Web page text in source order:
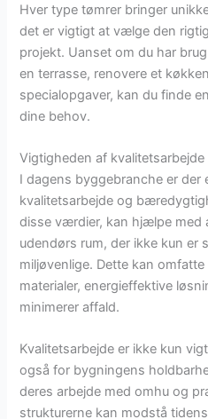
Hver type tømrer bringer
det er vigtigt at vælge den
projekt. Uanset om du har
en terrasse, renovere et
specialopgaver, kan du finde
dine behov.
Vigtigheden af
I dagens byggebranche er der
kvalitetsarbejde og
disse værdier, kan hjælpe med
udendørs rum, der ikke kun er
miljøvenlige. Dette kan
materialer, energieffektive
minimerer affald.
Kvalitetsarbejde er ikke kun
også for bygningens
deres arbejde med omhu og
strukturerne kan modstå